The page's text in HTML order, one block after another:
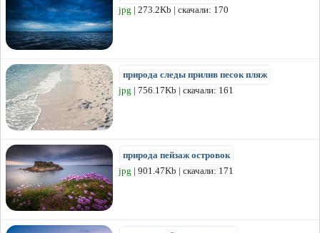
jpg | 273.2Kb | скачали: 170
природа следы прилив песок пляж
jpg | 756.17Kb | скачали: 161
природа пейзаж островок
jpg | 901.47Kb | скачали: 171